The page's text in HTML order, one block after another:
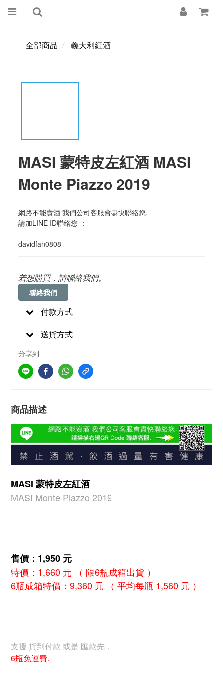
全部商品 義大利紅酒
MASI 蒙特皮左紅酒 MASI
Monte Piazzo 2019
網路不能賣酒 我們公司客服會盡快聯絡您.
請加LINE ID聯絡您 ：
davidfan0808
若想購買，請聯絡我們。
聯絡我們
付款方式
送貨方式
分享到
商品描述
MASI 蒙特皮左紅酒
MASI Monte Piazzo 2019
售價：1,950 元
特價：1,660 元 （ 限6瓶成箱出貨 ）
6瓶成箱特價：9,360 元 （ 平均每瓶 1,560 元 ）
支援 貨到付款 或是 匯款先，
6瓶免運費.